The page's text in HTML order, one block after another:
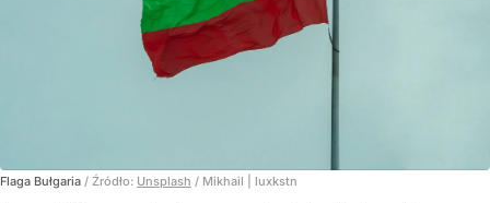
Flaga Bułgaria / Źródło: Unsplash / Mikhail | luxkstn